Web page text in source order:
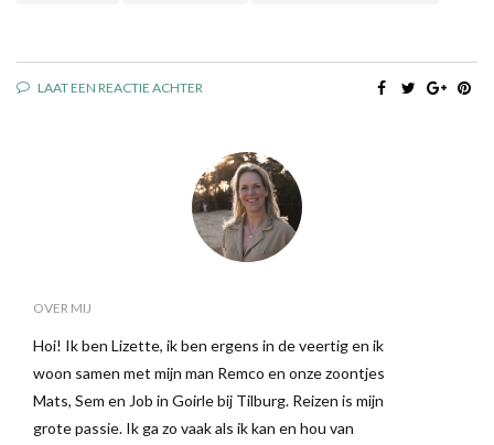
LAAT EEN REACTIE ACHTER
OVER MIJ
Hoi! Ik ben Lizette, ik ben ergens in de veertig en ik
woon samen met mijn man Remco en onze zoontjes
Mats, Sem en Job in Goirle bij Tilburg. Reizen is mijn
grote passie. Ik ga zo vaak als ik kan en hou van